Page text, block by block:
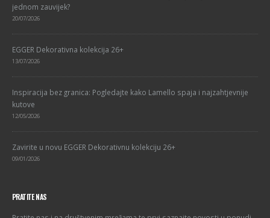
jednom zauvijek?
20/07/2026
EGGER Dekorativna kolekcija 26+
13/07/2026
Inspiracija bez granica: Pogledajte kako Lamello spaja i najzahtjevnije
kutove
12/05/2026
Zavirite u novu EGGER Dekorativnu kolekciju 26+
09/01/2026
PRATITE NAS